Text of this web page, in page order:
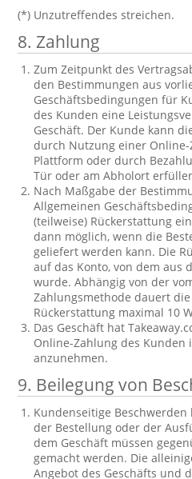
(*) Unzutreffendes streichen.
8. Zahlung
Zum Zeitpunkt des
den Bestimmungen aus
Geschäftsbedingungen für
des Kunden eine
Geschäft. Der Kunde kann
durch Nutzung einer
Plattform oder durch
Tür oder am Abholort
Nach Maßgabe der
Allgemeinen
(teilweise) Rückerstattung
dann möglich, wenn die
geliefert werden kann. Die
auf das Konto, von dem aus
wurde. Abhängig von der
Zahlungsmethode dauert
Rückerstattung maximal 10
Das Geschäft hat
Online-Zahlung des Kunden
anzunehmen.
9. Beilegung von
Kundenseitige
der Bestellung oder der
dem Geschäft müssen
gemacht werden. Die
Angebot des Geschäfts und